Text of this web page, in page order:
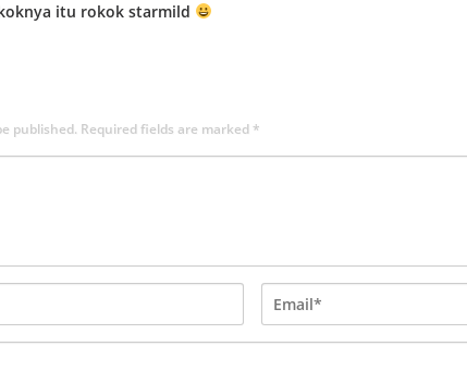
itu rokok starmild
published. Required fields are marked*